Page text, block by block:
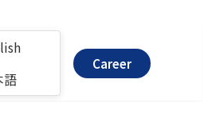
語
Career